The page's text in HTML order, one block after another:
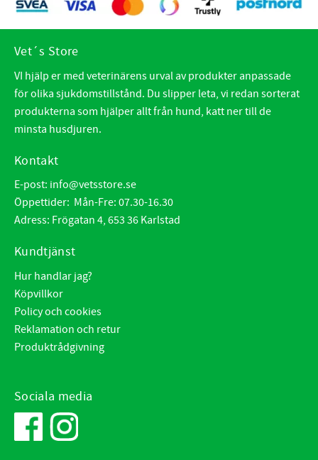
Vet´s Store
VI hjälp er med veterinärens urval av produkter anpassade
för olika sjukdomstillstånd. Du slipper leta, vi redan sorterat
produkterna som hjälper allt från hund, katt ner till de
minsta husdjuren.
Kontakt
E-post: info@vetsstore.se
Öppettider: Mån-Fre: 07.30-16.30
Adress: Frögatan 4, 653 36 Karlstad
Kundtjänst
Hur handlar jag?
Köpvillkor
Policy och cookies
Reklamation och retur
Produktrådgivning
Sociala media